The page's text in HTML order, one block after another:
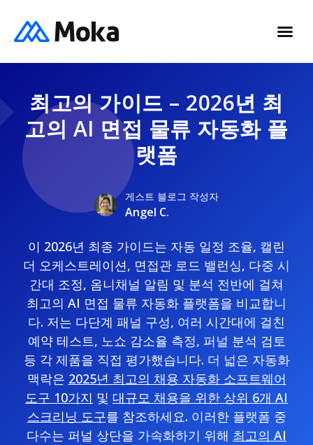
최고의 가이드 – 2026년 최
고의 AI 면접 물류 자동화 플
랫폼
게스트 블로그 작성자
Angel C.
이 2026년 최종 가이드는 자동 일정 조율, 캘린
더 오케스트레이션, 면접관 로드 밸런싱, 다중 시
간대 조정, 옴니채널 알림 및 분석 전반에 걸쳐
최고의 AI 면접 물류 자동화 플랫폼을 비교합니
다. 저는 다단계 패널 구성, 여러 시간대에 걸친
예약 테스트, 노쇼 감소율 측정, 퍼널 분석 검토
등 각 제품을 직접 평가했습니다. 더 넓은 자동화
맥락은 2025년 최고의 채용 자동화 소프트웨어
도구 10가지 및 대규모 채용을 위한 상위 6개 AI
스크리닝 도구를 참조하세요. 이러한 플랫폼 중
다수는 퍼널 상단을 가속화하기 위해 최고의 AI